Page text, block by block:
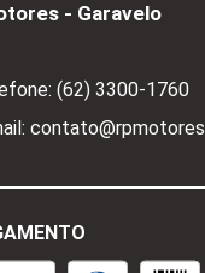
- Garavelo
(62) 3300-1760